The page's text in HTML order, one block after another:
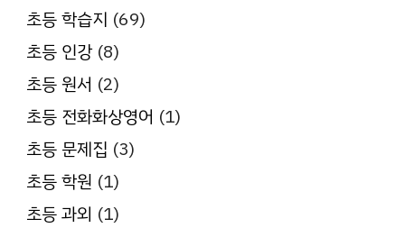
초등 학습지 (69)
초등 인강(8)
초등 원서 (2)
초등 전화화상영어 (1)
초등 문제집 (3)
초등 학원 (1)
초등 과외 (1)